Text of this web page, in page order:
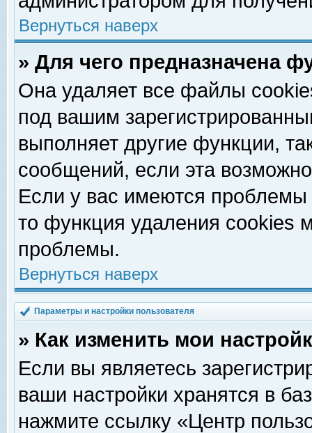
Вернуться наверх
» Для чего предназначена
Она удаляет все файлы
под вашим
выполняет другие функции,
сообщений, если эта
Если у вас имеются
то функция удаления cookies
проблемы.
Вернуться наверх
Параметры и настройки пользователя
» Как изменить мои
Если вы являетесь
ваши настройки хранятся в
нажмите ссылку «Центр